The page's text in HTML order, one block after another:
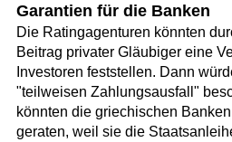
Garantien für die Banken
Die Ratingagenturen könnten
Beitrag privater Gläubiger eine
Investoren feststellen. Dann
"teilweisen Zahlungsausfall"
könnten die griechischen
geraten, weil sie die